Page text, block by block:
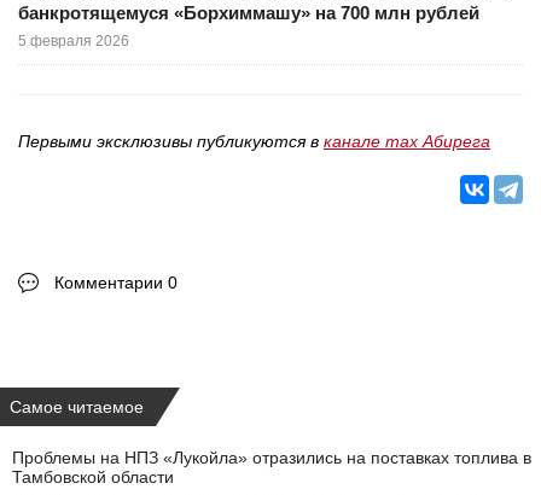
банкротящемуся «Борхиммашу» на 700 млн рублей
5 февраля 2026
Первыми эксклюзивы публикуются в канале max Абирега
Комментарии 0
Самое читаемое
Проблемы на НПЗ «Лукойла» отразились на поставках топлива в
Тамбовской области